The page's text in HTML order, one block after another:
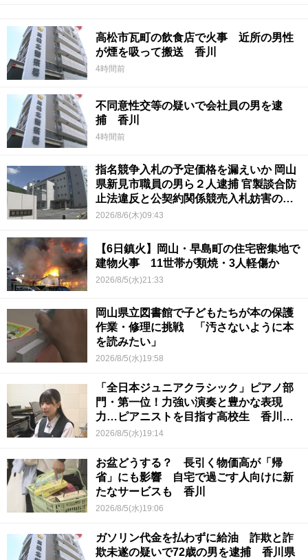
高松市瓦町の飲食店で火事 近所の男性
が煙を吸って搬送 香川
4時間前
不同意性交等の疑いで会社員の男を逮
捕 香川
4時間前
指名競争入札の予定価格を漏えいか 岡山
県新見市職員の男ら２人逮捕 官製談合防
止法違反と公契約関係競売入札妨害の疑
い
2026/8/6(木)09:43
【6日鎮火】岡山・早島町の住宅密集地で
建物火事 11世帯が類焼・3人軽傷か
2026/8/5(水)21:33
岡山県立図書館で子どもたちが本の保護
作業・修理に挑戦 「汚さないように本
を読みたい」
2026/8/5(水)19:58
「全日本ジュニアクラシック」ピアノ部
門・第一位！力強い演奏と豊かな表現
力…ピアニストを目指す高校生 香川
【青春のキセキ】
2026/8/5(水)19:14
お盆どうする？ 長引く物価高が「帰
省」にも影響 自宅で過ごす人向けに新
たなサービスも 香川
2026/8/5(水)19:06
ガソリン代金を払わずに給油 詐欺と詐
欺未遂の疑いで72歳の男を逮捕 香川県